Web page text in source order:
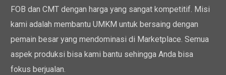
FOB dan CMT dengan harga yang sangat kompetitif. Misi
kami adalah membantu UMKM untuk bersaing dengan
pemain besar yang mendominasi di Marketplace. Semua
aspek produksi bisa kami bantu sehingga Anda bisa
fokus berjualan.